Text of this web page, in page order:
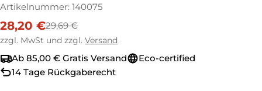
Artikelnummer: 140075
Verkaufspreis
28,20 €
Regulärer
Preis
29,69 €
zzgl. MwSt und zzgl. Versand
Ab 85,00 € Gratis Versand
Eco-certified
14 Tage Rückgaberecht